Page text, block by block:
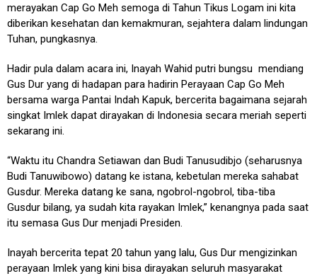
merayakan Cap Go Meh semoga di Tahun Tikus Logam ini kita
diberikan kesehatan dan kemakmuran, sejahtera dalam lindungan
Tuhan, pungkasnya.
Hadir pula dalam acara ini, Inayah Wahid putri bungsu mendiang
Gus Dur yang di hadapan para hadirin Perayaan Cap Go Meh
bersama warga Pantai Indah Kapuk, bercerita bagaimana sejarah
singkat Imlek dapat dirayakan di Indonesia secara meriah seperti
sekarang ini.
“Waktu itu Chandra Setiawan dan Budi Tanusudibjo (seharusnya
Budi Tanuwibowo) datang ke istana, kebetulan mereka sahabat
Gusdur. Mereka datang ke sana, ngobrol-ngobrol, tiba-tiba
Gusdur bilang, ya sudah kita rayakan Imlek,” kenangnya pada saat
itu semasa Gus Dur menjadi Presiden.
Inayah bercerita tepat 20 tahun yang lalu, Gus Dur mengizinkan
perayaan Imlek yang kini bisa dirayakan seluruh masyarakat